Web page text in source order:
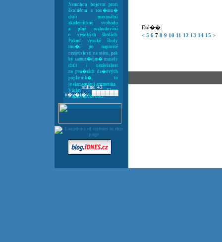
Dal��:
< 5 6 7 8 9 10 11 12 13 14 15 >
Nemohou bojovat proti
školnému a sou�asn�
chtít maximální
akademickou svobodu
a plné rozhodování
o vysokých školách.
Pokud vysoké školy
tou�í po naprosté
nezávislosti na státu, pak
by samoz�ejm� musely
chtít i nezávislost
na pen�zích da�ových
poplatník�, to
je elementární aritmetika.
Václav Klaus
o akademické obci:
online: 43
n�v�t�v: